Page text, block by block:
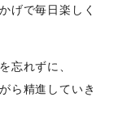
げで毎日楽しく
忘れずに、
ら精進していき